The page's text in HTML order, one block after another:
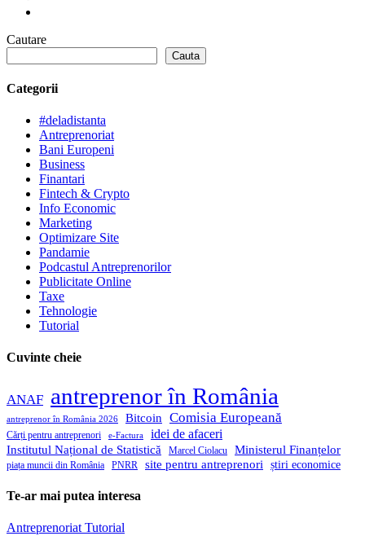
Cautare
Cauta
Categorii
#deladistanta
Antreprenoriat
Bani Europeni
Business
Finantari
Fintech & Crypto
Info Economic
Marketing
Optimizare Site
Pandamie
Podcastul Antreprenorilor
Publicitate Online
Taxe
Tehnologie
Tutorial
Cuvinte cheie
ANAF antreprenor în România
antreprenor în România 2026 Bitcoin Comisia Europeană
Cărți pentru antreprenori e-Factura idei de afaceri
Institutul Național de Statistică Marcel Ciolacu Ministerul Finanțelor
piața muncii din România PNRR site pentru antreprenori știri economice
Te-ar mai putea interesa
Antreprenoriat Tutorial